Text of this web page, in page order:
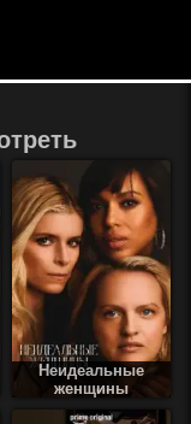
Неидеальные
женщины